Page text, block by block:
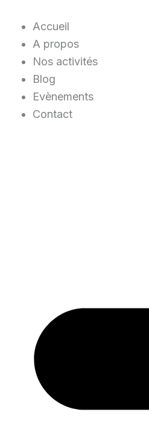
contenu
Accueil
A propos
Nos activités
Blog
Evènements
Contact